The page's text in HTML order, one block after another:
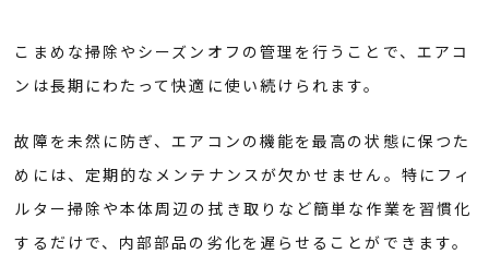
こまめな掃除やシーズンオフの管理を行うことで、エアコ
ンは長期にわたって快適に使い続けられます。
故障を未然に防ぎ、エアコンの機能を最高の状態に保つた
めには、定期的なメンテナンスが欠かせません。特にフィ
ルター掃除や本体周辺の拭き取りなど簡単な作業を習慣化
するだけで、内部部品の劣化を遅らせることができます。